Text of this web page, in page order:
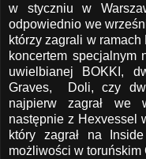
w styczniu w
odpowiednio we
którzy zagrali w
koncertem specjalnym
uwielbianej BOKKI,
Graves, Doli, czy
najpierw zagrał we
następnie z Hexvessel
który zagrał na
możliwości w toruńskim